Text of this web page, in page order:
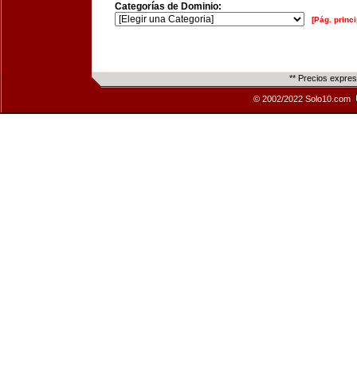
Categorías de Dominio:
[Pág.
** Precios
© 2002/2022 Solo10.com